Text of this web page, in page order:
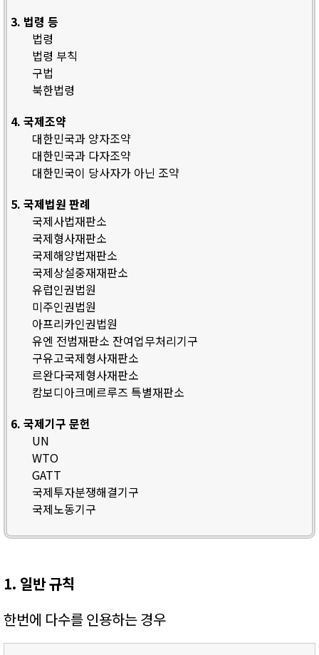
3. 법령 등
법령
법령 부칙
구법
북한법령
4. 국제조약
대한민국과 양자조약
대한민국과 다자조약
대한민국이 당사자가 아닌 조약
5. 국제법원 판례
국제사법재판소
국제형사재판소
국제해양법재판소
국제상설중재재판소
유럽인권법원
미주인권법원
아프리카인권법원
유엔 전범재판소 잔여업무처리기구
구유고국제형사재판소
르완다국제형사재판소
캄보디아크메르루즈 특별재판소
6. 국제기구 문헌
UN
WTO
GATT
국제투자분쟁해결기구
국제노동기구
1. 일반 규칙
한번에 다수를 인용하는 경우